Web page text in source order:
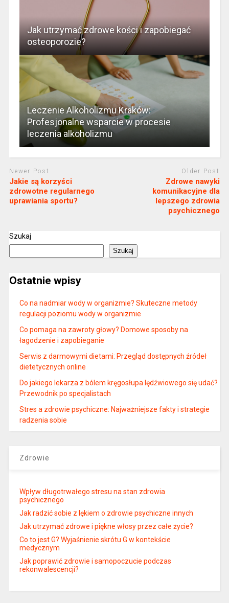
Jak utrzymać zdrowe kości i zapobiegać
osteoporozie?
Leczenie Alkoholizmu Kraków:
Profesjonalne wsparcie w procesie
leczenia alkoholizmu
Newer Post
Jakie są korzyści
zdrowotne regularnego
uprawiania sportu?
Older Post
Zdrowe nawyki
komunikacyjne dla
lepszego zdrowia
psychicznego
Szukaj
Szukaj
Ostatnie wpisy
Co na nadmiar wody w organizmie? Skuteczne metody
regulacji poziomu wody w organizmie
Co pomaga na zawroty głowy? Domowe sposoby na
łagodzenie i zapobieganie
Serwis z darmowymi dietami: Przegląd dostępnych źródeł
dietetycznych online
Do jakiego lekarza z bólem kręgosłupa lędźwiowego się udać?
Przewodnik po specjalistach
Stres a zdrowie psychiczne: Najważniejsze fakty i strategie
radzenia sobie
Zdrowie
Wpływ długotrwałego stresu na stan zdrowia
psychicznego
Jak radzić sobie z lękiem o zdrowie psychiczne innych
Jak utrzymać zdrowe i piękne włosy przez całe życie?
Co to jest G? Wyjaśnienie skrótu G w kontekście
medycznym
Jak poprawić zdrowie i samopoczucie podczas
rekonwalescencji?